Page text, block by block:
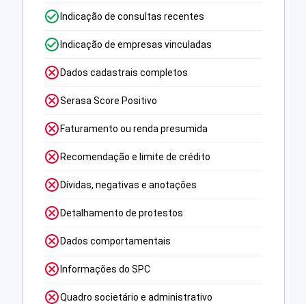
Indicação de consultas recentes
Indicação de empresas vinculadas
Dados cadastrais completos
Serasa Score Positivo
Faturamento ou renda presumida
Recomendação e limite de crédito
Dívidas, negativas e anotações
Detalhamento de protestos
Dados comportamentais
Informações do SPC
Quadro societário e administrativo